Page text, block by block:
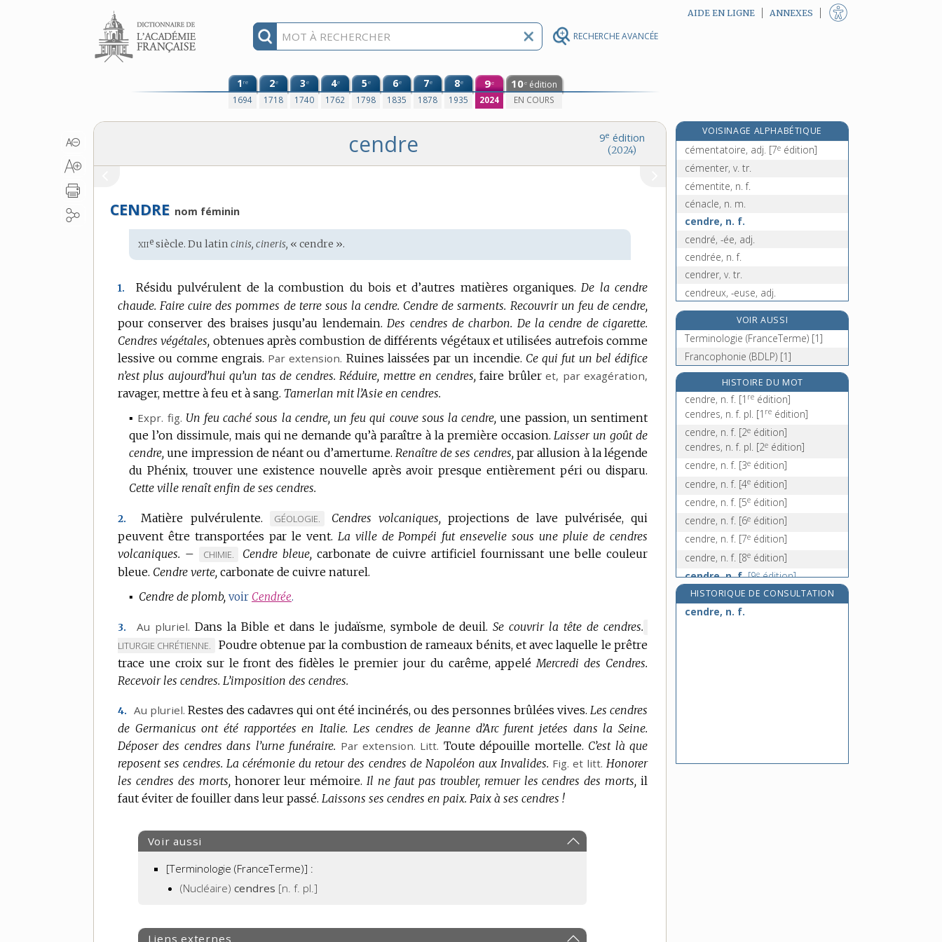
RECHERCHE AVANCÉE
Aller au contenu AIDE EN LIGNE ANNEXES
1re
1694
2e
1718
3e
1740
4e
1762
5e
1798
6e
1835
7e
1878
8e
1935
9e
2024
10e édition
EN COURS
9e édition
(2024)
cendre
CENDRE nom féminin
Étymologie
:
xiie siècle. Dulatin cinis, cineris, « cendre ».
1. Résidu pulvérulent de la combustion du bois et d’autres matières organiques. De la cendre
chaude. Faire cuire des pommes de terre sous la cendre. Cendre de sarments. Recouvrir un feu de cendre,
pour conserver des braises jusqu’au lendemain. Des cendres de charbon. De la cendre de cigarette.
Cendres végétales, obtenues après combustion de différents végétaux et utilisées autrefois comme
lessive ou comme engrais. Par extension. Ruines laissées par un incendie. Ce qui fut un bel édifice
n’est plus aujourd’hui qu’un tas de cendres. Réduire, mettre en cendres, faire brûleret, par exagération,
ravager, mettre à feu et à sang. Tamerlan mit l’Asie en cendres.
▪ Expr. fig. Un feu caché sous la cendre, un feu qui couve sous la cendre, une passion, un sentiment
que l’on dissimule, mais qui ne demande qu’à paraître à la première occasion. Laisser un goût de
cendre, une impression de néant ou d’amertume. Renaître de ses cendres, par allusion à la légende
du Phénix, trouver une existence nouvelle après avoir presque entièrement péri ou disparu.
Cette ville renaît enfin de ses cendres.
2. Matière pulvérulente.
MARQUE
DE
DOMAINE
:
GÉOLOGIE. Cendres volcaniques, projections de lave pulvérisée, qui
peuvent être transportées par le vent. La ville de Pompéi fut ensevelie sous une pluie de cendres
volcaniques. –
MARQUE
DE
CHIMIE. Cendre bleue, carbonate de cuivre artificiel fournissant une belle couleur
bleue. Cendre verte, carbonate de cuivre naturel.
▪ Cendre de plomb, voir Cendrée.
3. Au pluriel. Dans la Bible et dans le judaïsme, symbole de deuil. Se couvrir la tête de cendres.
LITURGIE CHRÉTIENNE.
Poudre obtenue par la combustion de rameaux bénits, et avec laquelle le prêtre
trace une croix sur le front des fidèles le premier jour du carême, appelé Mercredi des Cendres.
Recevoir les cendres. L’imposition des cendres.
4. Au pluriel. Restes des cadavres qui ont été incinérés, ou des personnes brûlées vives. Les cendres
de Germanicus ont été rapportées en Italie. Les cendres de Jeanne d’Arc furent jetées dans la Seine.
Déposer des cendres dans l’urne funéraire. Par extension. Litt. Toute dépouille mortelle. C’est là que
reposent ses cendres. La cérémonie du retour des cendres de Napoléon aux Invalides. Fig. et litt. Honorer
les cendres des morts, honorer leur mémoire. Il ne faut pas troubler, remuer les cendres des morts, il
faut éviter de fouiller dans leur passé. Laissons ses cendres en paix. Paix à ses cendres !
Voir aussi
[Terminologie (FranceTerme)] :
(Nucléaire)cendres [n. f. pl.]
Liens externes
VOISINAGE ALPHABÉTIQUE
cémentation, n. f.
cémentatoire, adj. [7e édition]
cémenter, v. tr.
cémentite, n. f.
cénacle, n. m.
cendre, n. f.
cendré, -ée, adj.
cendrée, n. f.
cendrer, v. tr.
cendreux, -euse, adj.
cendrier, n. m.
cendrillon, n. f.
cène, n. f.
cenelle, n. f.
c'en est fait, loc.[5e édition]
VOIR AUSSI
Terminologie (FranceTerme) [1]
Francophonie (BDLP) [1]
HISTOIRE DU MOT
cendre, n. f. [1 re édition]
cendres, n. f. pl. [1 re édition]
cendre, n. f. [2e édition]
cendres, n. f. pl. [2e édition]
cendre, n. f. [3e édition]
cendre, n. f. [4e édition]
cendre, n. f. [5e édition]
cendre, n. f. [6e édition]
cendre, n. f. [7e édition]
cendre, n. f. [8e édition]
cendre, n. f.[9eédition]
HISTORIQUE DE CONSULTATION
cendre, n. f.